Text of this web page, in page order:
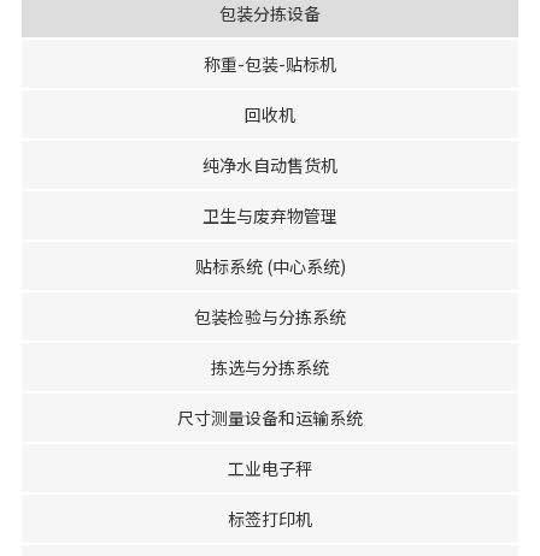
包装分拣设备
称重-包装-贴标机
回收机
纯净水自动售货机
卫生与废弃物管理
贴标系统 (中心系统)
包装检验与分拣系统
拣选与分拣系统
尺寸测量设备和运输系统
工业电子秤
标签打印机